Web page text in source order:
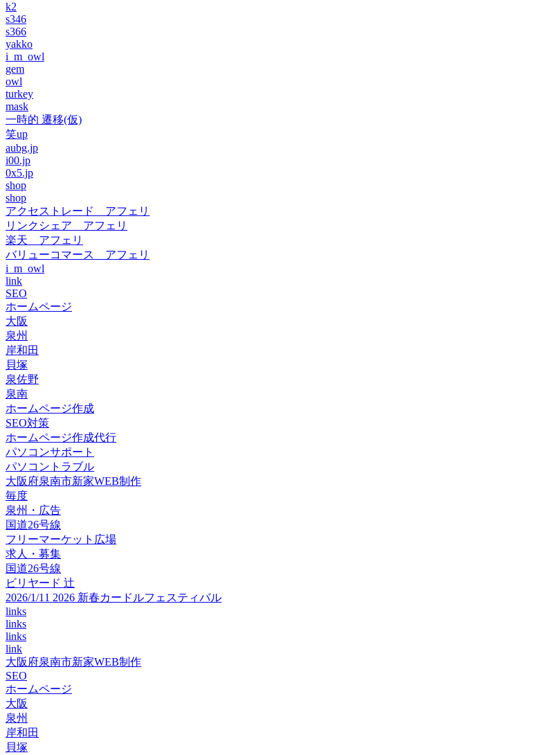
k2
s346
s366
yakko
i_m_owl
gem
owl
turkey
mask
一時的 遷移(仮)
笑up
aubg.jp
i00.jp
0x5.jp
shop
shop
アクセストレード アフェリ
リンクシェア アフェリ
楽天 アフェリ
バリューコマース アフェリ
i_m_owl
link
SEO
ホームページ
大阪
泉州
岸和田
貝塚
泉佐野
泉南
ホームページ作成
SEO対策
ホームページ作成代行
パソコンサポート
パソコントラブル
大阪府泉南市新家WEB制作
毎度
泉州・広告
国道26号線
フリーマーケット広場
求人・募集
国道26号線
ビリヤード 辻
2026/1/11 2026 新春カードルフェスティバル
links
links
links
link
大阪府泉南市新家WEB制作
SEO
ホームページ
大阪
泉州
岸和田
貝塚